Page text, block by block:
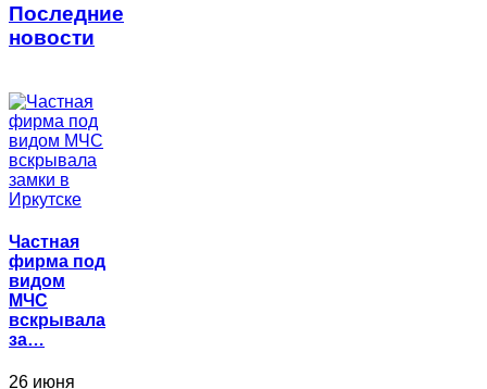
Последние
новости
Частная
фирма под
видом
МЧС
вскрывала
за…
26 июня